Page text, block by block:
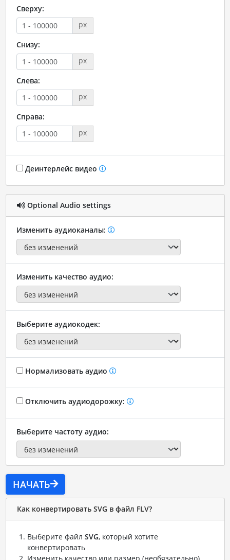
Сверху:
px
Снизу:
px
Слева:
px
Справа:
px
Деинтерлейс видео
Optional Audio settings
Изменить аудиоканалы:
Изменить качество аудио:
Выберите аудиокодек:
Нормализовать аудио
Отключить аудиодорожку:
Выберите частоту аудио:
НАЧАТЬ
Как конвертировать SVG в файл FLV?
Выберите файл SVG, который хотите
конвертировать